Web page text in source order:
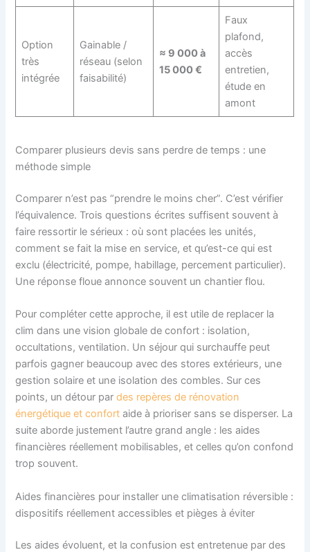
Option
très
intégrée
Gainable /
réseau (selon
faisabilité)
≈ 9 000 à
15 000 €
Faux
plafond,
accès
entretien,
étude en
amont
Comparer plusieurs devis sans perdre de temps : une
méthode simple
Comparer n’est pas “prendre le moins cher”. C’est vérifier
l’équivalence. Trois questions écrites suffisent souvent à
faire ressortir le sérieux : où sont placées les unités,
comment se fait la mise en service, et qu’est-ce qui est
exclu (électricité, pompe, habillage, percement particulier).
Une réponse floue annonce souvent un chantier flou.
Pour compléter cette approche, il est utile de replacer la
clim dans une vision globale de confort : isolation,
occultations, ventilation. Un séjour qui surchauffe peut
parfois gagner beaucoup avec des stores extérieurs, une
gestion solaire et une isolation des combles. Sur ces
points, un détour pardes repères de rénovation
énergétique et confort aide à prioriser sans se disperser. La
suite aborde justement l’autre grand angle : les aides
financières réellement mobilisables, et celles qu’on confond
trop souvent.
Aides financières pour installer une climatisation réversible :
dispositifs réellement accessibles et pièges à éviter
Les aides évoluent, et la confusion est entretenue par des